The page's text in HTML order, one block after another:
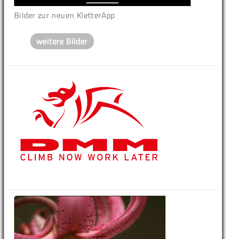
Bilder zur neuen KletterApp
weitere Bilder